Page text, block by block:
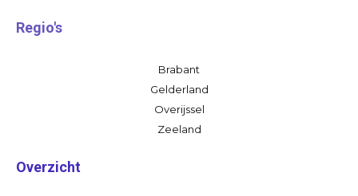
Regio's
Brabant
Gelderland
Overijssel
Zeeland
Overzicht